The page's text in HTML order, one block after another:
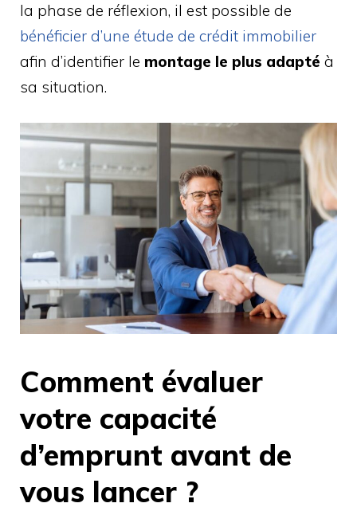
la phase de réflexion, il est possible de
bénéficier d’une étude de crédit immobilier
afin d’identifier le montage le plus adapté à
sa situation.
Comment évaluer
votre capacité
d’emprunt avant de
vous lancer ?